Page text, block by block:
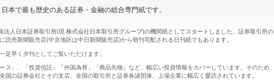
本で最も歴史のある証券・金融の総合専門紙です。
人日本証券取引所(現 株式会社日本取引所グループ)の機関紙としてスタートしました。証券取引所の
読売新聞販売店(中京地区は中日新聞販売店)から朝刊宅配される日刊紙でもあります。
足早く夕刊としてご覧いただけます。
ス」、「投資信託」「外国為替」「商品先物」など、幅広い投資情報をカバーしています。そのため、
国の証券会社とその支店、全国の取引所と証券各諸団体、上場企業に幅広く愛読されています。